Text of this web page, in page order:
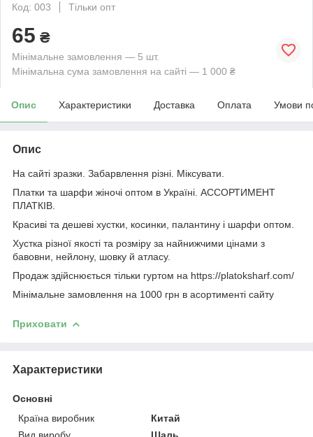
Код: 003
Тільки опт
65 ₴
Мінімальне замовлення — 5 шт.
Мінімальна сума замовлення на сайті — 1 000 ₴
Опис Характеристики Доставка Оплата Умови
Опис
На сайті зразки. Забарвлення різні. Міксувати.
Платки та шарфи жіночі оптом в Україні. АССОРТИМЕНТ
ПЛАТКІВ.
Красиві та дешеві хустки, косинки, палантину і шарфи оптом.
Хустка різної якості та розміру за найнижчими цінами з
бавовни, нейлону, шовку й атласу.
Продаж здійснюється тільки гуртом на https://platoksharf.com/
Мінімальне замовлення на 1000 грн в асортименті сайту
Приховати
Характеристики
Основні
Країна виробник
Китай
Вид виробу
Шаль